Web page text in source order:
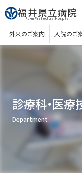
福井県立病院
Fukui Prefectural Hospital
外来のご案内 入院のご
診療科・医療
Department